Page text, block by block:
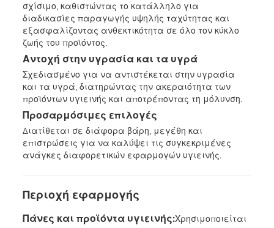
σχίσιμο, καθιστώντας το κατάλληλο για
διαδικασίες παραγωγής υψηλής ταχύτητας και
εξασφαλίζοντας ανθεκτικότητα σε όλο τον κύκλο
ζωής του προϊόντος.
Αντοχή στην υγρασία και τα υγρά
Σχεδιασμένο για να αντιστέκεται στην υγρασία
και τα υγρά, διατηρώντας την ακεραιότητα των
προϊόντων υγιεινής και αποτρέποντας τη μόλυνση.
Προσαρμόσιμες επιλογές
Διατίθεται σε διάφορα βάρη, μεγέθη και
επιστρώσεις για να καλύψει τις συγκεκριμένες
ανάγκες διαφορετικών εφαρμογών υγιεινής.
Περιοχή εφαρμογής
Πάνες και προϊόντα υγιεινής:Χρησιμοποιείται